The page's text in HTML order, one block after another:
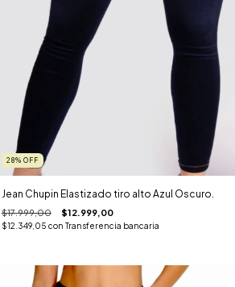
28% OFF
Jean Chupin Elastizado tiro alto Azul Oscuro.
$17.999,00 $12.999,00
$12.349,05 con Transferencia bancaria